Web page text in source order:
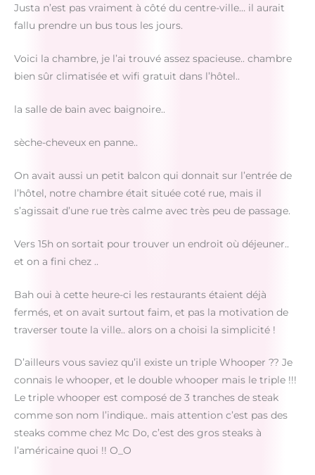
Justa n’est pas vraiment à côté du centre-ville… il aurait
fallu prendre un bus tous les jours.
Voici la chambre, je l’ai trouvé assez spacieuse.. chambre
bien sûr climatisée et wifi gratuit dans l’hôtel..
la salle de bain avec baignoire..
sèche-cheveux en panne..
On avait aussi un petit balcon qui donnait sur l’entrée de
l’hôtel, notre chambre était située coté rue, mais il
s’agissait d’une rue très calme avec très peu de passage.
Vers 15h on sortait pour trouver un endroit où déjeuner..
et on a fini chez ..
Bah oui à cette heure-ci les restaurants étaient déjà
fermés, et on avait surtout faim, et pas la motivation de
traverser toute la ville.. alors on a choisi la simplicité !
D’ailleurs vous saviez qu’il existe un triple Whooper ?? Je
connais le whooper, et le double whooper mais le triple !!!
Le triple whooper est composé de 3 tranches de steak
comme son nom l’indique.. mais attention c’est pas des
steaks comme chez Mc Do, c’est des gros steaks à
l’américaine quoi !! O_O